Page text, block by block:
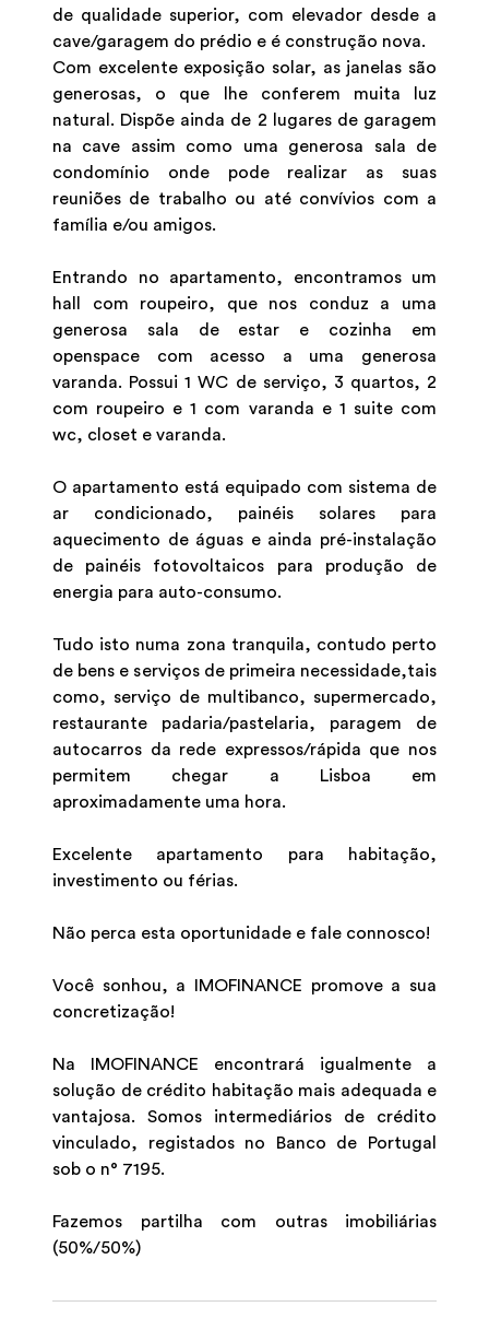
de qualidade superior, com elevador desde a
cave/garagem do prédio e é construção nova.
Com excelente exposição solar, as janelas são
generosas, o que lhe conferem muita luz
natural. Dispõe ainda de 2 lugares de garagem
na cave assim como uma generosa sala de
condomínio onde pode realizar as suas
reuniões de trabalho ou até convívios com a
família e/ou amigos.
Entrando no apartamento, encontramos um
hall com roupeiro, que nos conduz a uma
generosa sala de estar e cozinha em
openspace com acesso a uma generosa
varanda. Possui 1 WC de serviço, 3 quartos, 2
com roupeiro e 1 com varanda e 1 suite com
wc, closet e varanda.
O apartamento está equipado com sistema de
ar condicionado, painéis solares para
aquecimento de águas e ainda pré-instalação
de painéis fotovoltaicos para produção de
energia para auto-consumo.
Tudo isto numa zona tranquila, contudo perto
de bens e serviços de primeira necessidade,tais
como, serviço de multibanco, supermercado,
restaurante padaria/pastelaria, paragem de
autocarros da rede expressos/rápida que nos
permitem chegar a Lisboa em
aproximadamente uma hora.
Excelente apartamento para habitação,
investimento ou férias.
Não perca esta oportunidade e fale connosco!
Você sonhou, a IMOFINANCE promove a sua
concretização!
Na IMOFINANCE encontrará igualmente a
solução de crédito habitação mais adequada e
vantajosa. Somos intermediários de crédito
vinculado, registados no Banco de Portugal
sob o n° 7195.
Fazemos partilha com outras imobiliárias
(50%/50%)